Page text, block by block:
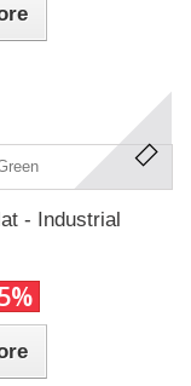
- Industrial